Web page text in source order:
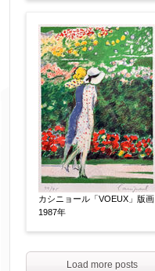
カシニョール「VOEUX」版画
1987年
Load more posts